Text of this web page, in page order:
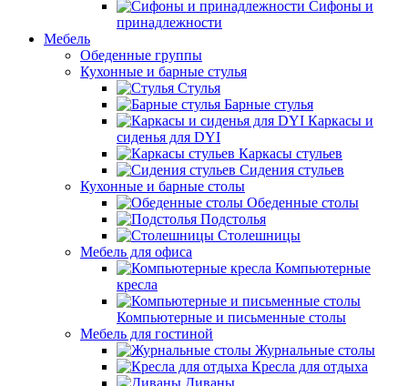
Сифоны и
принадлежности
Мебель
Обеденные группы
Кухонные и барные стулья
Стулья
Барные стулья
Каркасы и
сиденья для DYI
Каркасы стульев
Сидения стульев
Кухонные и барные столы
Обеденные столы
Подстолья
Столешницы
Мебель для офиса
Компьютерные
кресла
Компьютерные и письменные столы
Мебель для гостиной
Журнальные столы
Кресла для отдыха
Диваны